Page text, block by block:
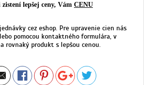
lepšej ceny, Vám CENU
cez eshop. Pre upravenie cien nás
pomocou kontaktného formulára, v
rovnaký produkt s lepšou cenou.